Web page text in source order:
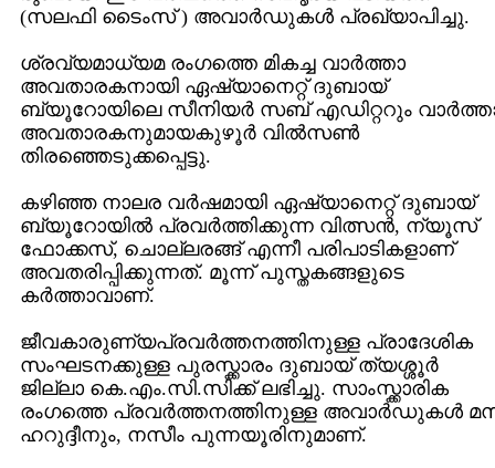
(സലഫി ടൈംസ് ) അവാര്‍ഡുകള്‍‍ പ്രഖ്യാപിച്ചു.
ശ്രവ്യമാധ്യമ രംഗത്തെ മികച്ച വാര്‍ത്താ
അവതാരകനായി ഏഷ്യാനെറ്റ് ദുബായ്
ബ്യൂറോയിലെ സീനിയര്‍ സബ് എഡിറ്ററും
അവതാരകനുമായകുഴൂര്‍ വില്‍സണ്‍
തിരഞ്ഞെടുക്കപ്പെട്ടു.
കഴിഞ്ഞ നാലര വര്‍ഷമായി ഏഷ്യാനെറ്റ് ദുബായ്
ബ്യൂറോയില്‍ പ്രവര്‍ത്തിക്കുന്ന വിത്സന്‍‍, ന്യൂസ്
ഫോക്കസ്, ചൊല്ലരങ്ങ് എന്നീ പരിപാടികളാണ്
അവതരിപ്പിക്കുന്നത്. മൂന്ന് പുസ്തകങ്ങളുടെ
കര്‍ത്താവാണ്.
ജീ‍വകാരുണ്യപ്രവര്‍ത്തനത്തിനുള്ള പ്രാദേശിക
സംഘടനക്കുള്ള പുരസ്ക്കാരം ദുബായ് ത്യശ്ശൂര്‍
ജില്ലാ കെ.എം.സി.സിക്ക് ലഭിച്ചു. സാംസ്ക്കാരിക
രംഗത്തെ പ്രവര്‍ത്തനത്തിനുള്ള അവാര്‍ഡുകള്‍
ഹറുദ്ദീനും, നസീം പുന്നയൂരിനുമാണ്.